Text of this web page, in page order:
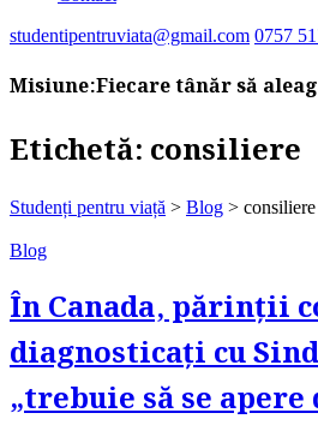
studentipentruviata@gmail.com 0757
Misiune:Fiecare tânăr să
Etichetă: consiliere
Studenți pentru viață > Blog > consiliere
Blog
În Canada, părinții
diagnosticați cu
„trebuie să se apere